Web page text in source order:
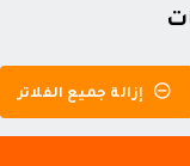
إزالة جميع الفلاتر